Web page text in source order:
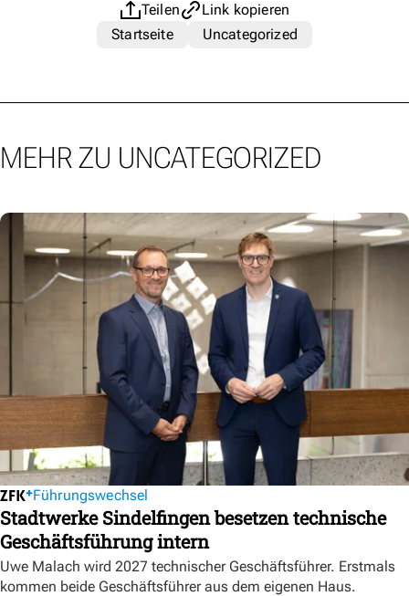
Teilen
Link kopieren
Startseite
Uncategorized
MEHR ZU UNCATEGORIZED
Führungswechsel
Stadtwerke Sindelfingen besetzen technische
Geschäftsführung intern
Uwe Malach wird 2027 technischer Geschäftsführer. Erstmals
kommen beide Geschäftsführer aus dem eigenen Haus.